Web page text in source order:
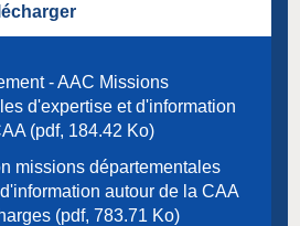
- AAC Missions
d'expertise et d'information
(pdf, 184.42 Ko)
missions départementales
autour de la CAA
(pdf, 783.71 Ko)